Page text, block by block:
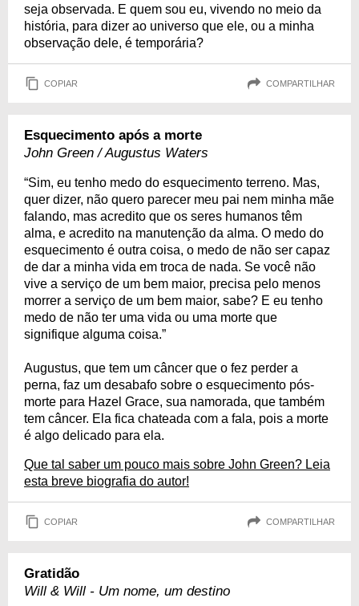
seja observada. E quem sou eu, vivendo no meio da
história, para dizer ao universo que ele, ou a minha
observação dele, é temporária?
COPIAR COMPARTILHAR
Esquecimento após a morte
John Green / Augustus Waters
“Sim, eu tenho medo do esquecimento terreno. Mas,
quer dizer, não quero parecer meu pai nem minha mãe
falando, mas acredito que os seres humanos têm
alma, e acredito na manutenção da alma. O medo do
esquecimento é outra coisa, o medo de não ser capaz
de dar a minha vida em troca de nada. Se você não
vive a serviço de um bem maior, precisa pelo menos
morrer a serviço de um bem maior, sabe? E eu tenho
medo de não ter uma vida ou uma morte que
signifique alguma coisa.”
Augustus, que tem um câncer que o fez perder a
perna, faz um desabafo sobre o esquecimento pós-
morte para Hazel Grace, sua namorada, que também
tem câncer. Ela fica chateada com a fala, pois a morte
é algo delicado para ela.
Que tal saber um pouco mais sobre John Green? Leia
esta breve biografia do autor!
COPIAR COMPARTILHAR
Gratidão
Will & Will - Um nome, um destino